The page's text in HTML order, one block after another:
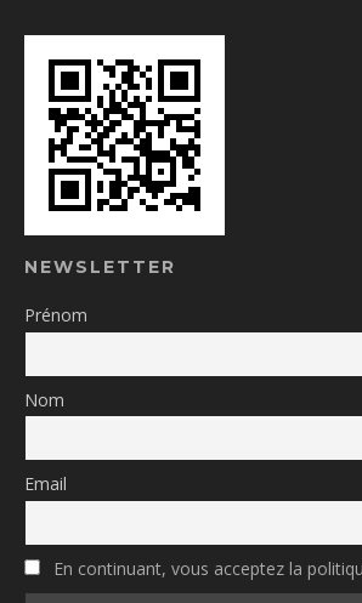
NEWSLETTER
Prénom
Nom
Email
En continuant, vous acceptez la